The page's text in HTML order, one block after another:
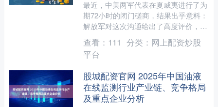
最近，中美两军代表在夏威夷进行了为
期72小时的闭门磋商，结果出乎意料：
解放军对这次沟通给出了高度评价，称
其对建立稳定且积极的两军关系发挥了
积极作用。这一表态让日....
查看： 111 分类： 网上配资炒股
平台
股城配资官网 2025年中国油液
在线监测行业产业链、竞争格局
及重点企业分析